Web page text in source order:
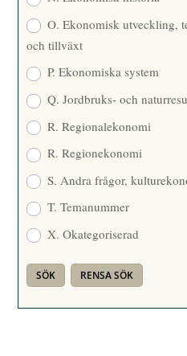
O. Ekonomisk utveckling,
och tillväxt
P. Ekonomiska system
Q. Jordbruks- och
R. Regionalekonomi
R. Regionekonomi
S. Andra frågor,
T. Temanummer
X. Okategoriserad